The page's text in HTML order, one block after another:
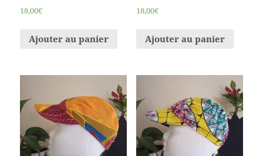
18,00€
Ajouter au panier
18,00€
Ajouter au panier